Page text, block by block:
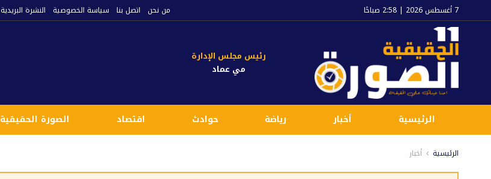
7 أغسطس 2026 | 2:58 صباحًا من نحن اتصل بنا سياسة الخصوصية النشرة البريدية
رئيس مجلس الإدارة
مي عماد
الرئيسية أخبار رياضة حوادث اقتصاد الصورة الحقيقية
الرئيسية أخبار